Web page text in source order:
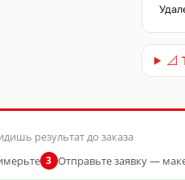
📐
результат до заказа
3 Отправьте заявку —